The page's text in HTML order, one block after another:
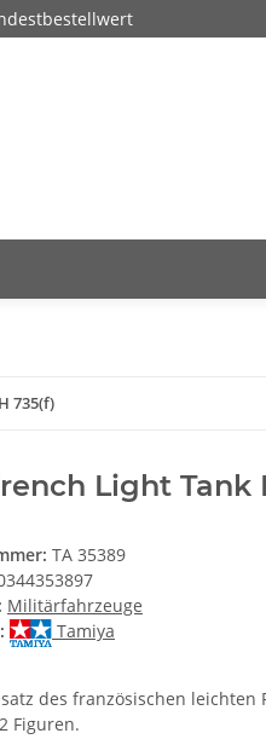
735(f)
Light Tank
TA 35389
Militärfahrzeuge
Tamiya
des französischen leichten
Figuren.